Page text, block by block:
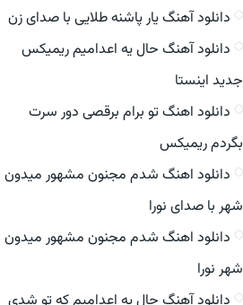
دانلود آهنگ یار پاشنه طلایی با صدای زن
دانلود آهنگ حال یه اعدامیم ریمیکس
جدید اینستا
دانلود اهنگ تو برام برقصی دور سرت
بگردم ریمیکس
دانلود اهنگ شدم مجنون مشهور میدون
شهر با صدای نورا
دانلود اهنگ شدم مجنون مشهور میدون
شهر نورا